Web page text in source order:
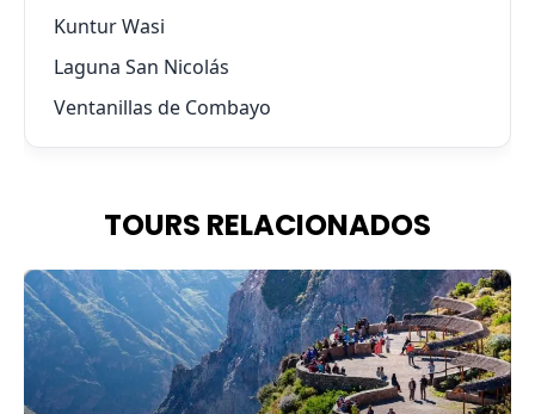
Kuntur Wasi
Laguna San Nicolás
Ventanillas de Combayo
TOURS RELACIONADOS